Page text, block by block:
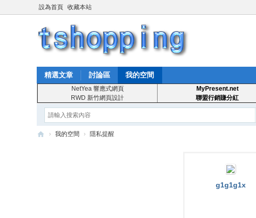
設為首頁 收藏本站
精選文章 討論區 我的空間
NetYea 響應式網頁
RWD 新竹網頁設計
MyPresent.net
聯盟行銷賺分紅
› 我的空間 › 隱私提醒
g1g1g1x